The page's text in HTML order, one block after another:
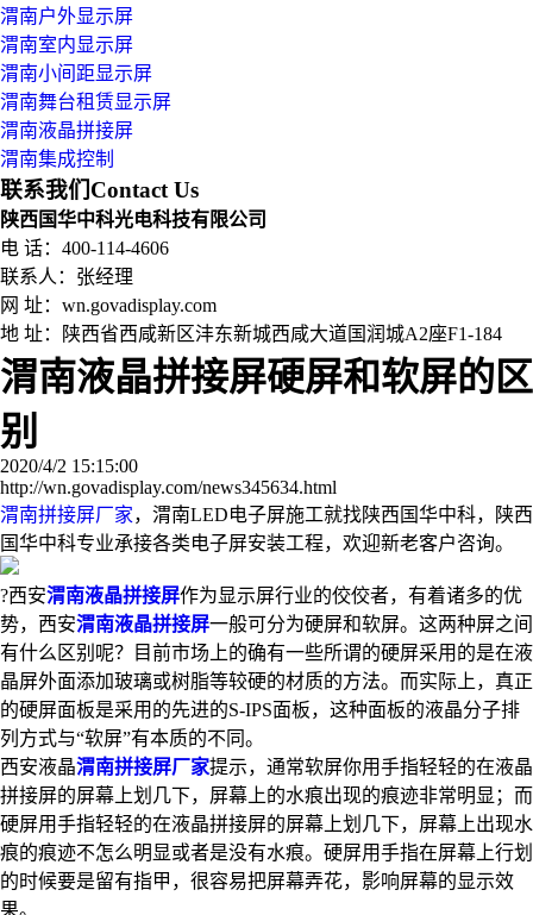
渭南户外显示屏
渭南室内显示屏
渭南小间距显示屏
渭南舞台租赁显示屏
渭南液晶拼接屏
渭南集成控制
联系我们Contact Us
陕西国华中科光电科技有限公司
电 话：400-114-4606
联系人：张经理
网 址：wn.govadisplay.com
地 址：
陕西省西咸新区沣东新城西咸大道国润城A2座F1-184
渭南液晶拼接屏硬屏和软屏的区
别
2020/4/2 15:15:00
http://wn.govadisplay.com/news345634.html
渭南拼接屏厂家，渭南LED电子屏施工就找陕西国华中科，陕西
国华中科专业承接各类电子屏安装工程，欢迎新老客户咨询。
?西安渭南液晶拼接屏作为显示屏行业的佼佼者，有着诸多的优
势，西安渭南液晶拼接屏一般可分为硬屏和软屏。这两种屏之间
有什么区别呢？目前市场上的确有一些所谓的硬屏采用的是在液
晶屏外面添加玻璃或树脂等较硬的材质的方法。而实际上，真正
的硬屏面板是采用的先进的S-IPS面板，这种面板的液晶分子排
列方式与“软屏”有本质的不同。
西安液晶渭南拼接屏厂家提示，通常软屏你用手指轻轻的在液晶
拼接屏的屏幕上划几下，屏幕上的水痕出现的痕迹非常明显；而
硬屏用手指轻轻的在液晶拼接屏的屏幕上划几下，屏幕上出现水
痕的痕迹不怎么明显或者是没有水痕。硬屏用手指在屏幕上行划
的时候要是留有指甲，很容易把屏幕弄花，影响屏幕的显示效
果。